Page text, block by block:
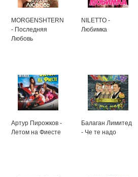
MORGENSHTERN
- Последняя
Любовь
NILETTO -
Любимка
Артур Пирожков -
Летом на Фиесте
Балаган Лимитед
- Че те надо